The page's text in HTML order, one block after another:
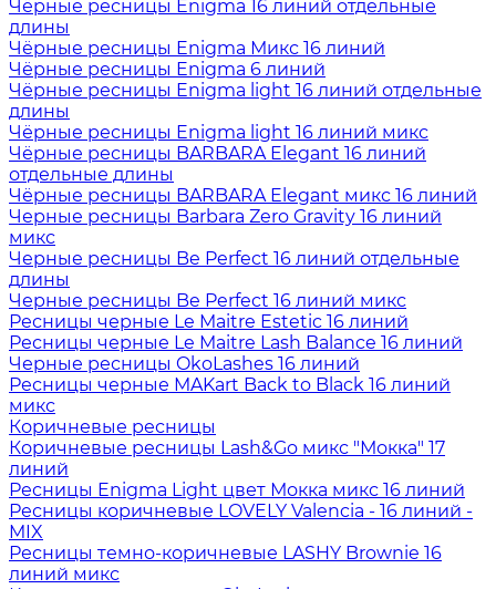
Чёрные ресницы Enigma 16 линий отдельные
длины
Чёрные ресницы Enigma Микс 16 линий
Чёрные ресницы Enigma 6 линий
Чёрные ресницы Enigma light 16 линий отдельные
длины
Чёрные ресницы Enigma light 16 линий микс
Чёрные ресницы BARBARA Elegant 16 линий
отдельные длины
Чёрные ресницы BARBARA Elegant микс 16 линий
Черные ресницы Barbara Zero Gravity 16 линий
микс
Черные ресницы Be Perfect 16 линий отдельные
длины
Черные ресницы Be Perfect 16 линий микс
Ресницы черные Le Maitre Estetic 16 линий
Ресницы черные Le Maitre Lash Balance 16 линий
Черные ресницы OkoLashes 16 линий
Ресницы черные MAKart Back to Black 16 линий
микс
Коричневые ресницы
Коричневые ресницы Lash&Go микс "Мокка" 17
линий
Ресницы Enigma Light цвет Мокка микс 16 линий
Ресницы коричневые LOVELY Valencia - 16 линий -
MIX
Ресницы темно-коричневые LASHY Brownie 16
линий микс